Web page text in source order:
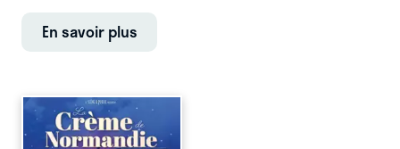
En savoir plus